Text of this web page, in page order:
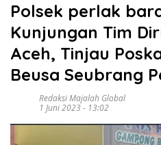
Polsek perlak
Kunjungan Tim
Aceh, Tinjau
Beusa Seubrang
Redaksi Majalah Global
1 Juni 2023 - 13:02